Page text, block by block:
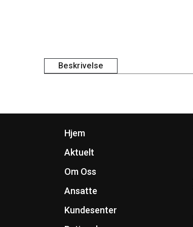
Beskrivelse
Hjem
Aktuelt
Om Oss
Ansatte
Kundesenter